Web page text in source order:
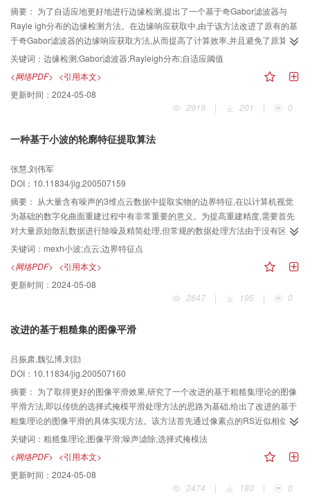
摘要： 为了自适应地更好地进行边缘检测,提出了一个基于奇Gabor滤波器与
Rayle igh分布的边缘检测方法。在边缘响应获取中,由于该方法改进了原有的基
于奇Gabor滤波器的边缘响应获取方法,从而提高了计算效率,并且避免了原算法
对初始梯度方向估计的依赖。同时根据奇Gabor滤波器的一阶微分属性,可对其
边缘输出响应利用Rayle igh分布进行拟合。为克服已有算法中阈值选择的局限
性,还提出了一种基于Rayle igh分布的非线性自适应阈值选择方法。实验结果表
明,所提出的边缘检测方法具有较好的检测性能和自适应性。
关键词： 边缘检测;Gabor滤波器;Rayleigh分布;自适应阈值
<网络PDF> <引用本文>
更新时间： 2024-05-08
2919
| 201 | 0
一种基于小波的轮廓特征提取算法
张慧,刘伟军
DOI：10.11834/jig.200507159
摘要： 从大量含有噪声的3维点云数据中提取实物的边界特征,在以计算机视觉
为基础的数字化曲面重建过程中有非常重要的意义。为提高重建精度,需要首先
对大量原始散乱数据进行除噪及精简处理,但常规的数据处理方法由于没有区分
噪声和特征点,因而使重建精度大大降低。为了准确的进行轮廓特征提取,提出了
一种基于小波变换的激光测量扫描表面轮廓特征提取算法,并通过严格的理论推
导,构造了一种类似m exh小波的小波基用来对两种边界特征点进行检测。多次
实验结果显示,该算法不仅有效地避免了噪声和冗余数据的干扰,较精确地定位到
了边界特征点,而且通过重建原始数据,较准确地提取了3维实体的外形轮廓,同时
关键词： mexh小波;点云;边界特征点
<网络PDF> <引用本文>
更新时间： 2024-05-08
2847
| 195 | 0
改进的基于粗糙集的图像平滑
吕振肃,魏弘博,刘勍
DOI：10.11834/jig.200507160
摘要： 为了取得更好的图像平滑效果,研究了一个改进的基于粗糙集理论的图像
平滑方法,即以传统的选择式掩模平滑处理方法的思路为基础,给出了改进的基于
粗集理论的图像平滑的具体实现方法。该方法首先通过像素点的RS近似相似度
来判断像素所属的掩模,然后对图像进行平滑处理。该方法在完成去除噪声功能
的同时,不仅较好地保持了细节,而且增加了图像的对比度,试验结果表明,该方法
较传统的预处理方法处理的图像,质量上有所提高。
关键词： 粗糙集理论;图像平滑;噪声滤除;选择式掩模法
<网络PDF> <引用本文>
更新时间： 2024-05-08
2474
| 180 | 0